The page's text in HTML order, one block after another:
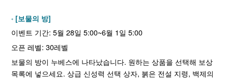
[보물의 방]
이벤트 기간: 5월 28일 5:00~6월 1일 5:00
오픈 레벨: 30레벨
보물의 방이 누베스에 나타났습니다. 원하는 상품을 선택해 보상
목록에 넣으세요. 상급 신성력 선택 상자, 붉은 전설 지령, 백제의